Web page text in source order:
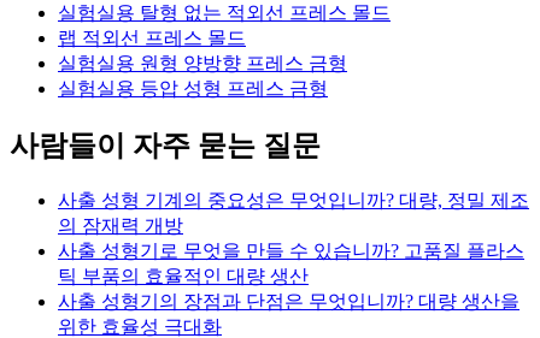
실험실용 탈형 없는 적외선 프레스 몰드
랩 적외선 프레스 몰드
실험실용 원형 양방향 프레스 금형
실험실용 등압 성형 프레스 금형
사람들이 자주 묻는 질문
사출 성형 기계의 중요성은 무엇입니까? 대량, 정밀 제조
의 잠재력 개방
사출 성형기로 무엇을 만들 수 있습니까? 고품질 플라스
틱 부품의 효율적인 대량 생산
사출 성형기의 장점과 단점은 무엇입니까? 대량 생산을
위한 효율성 극대화